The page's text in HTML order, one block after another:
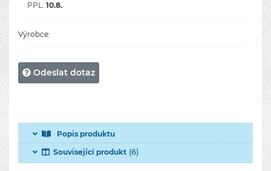
PPL: 10.8.
Výrobce:
Odeslat dotaz
Popis produktu
Související produkt (6)